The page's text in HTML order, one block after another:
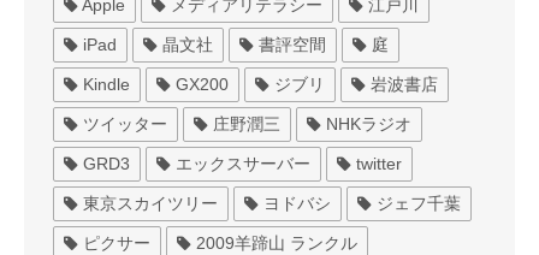
Apple メディアリテラシー 江戸川
iPad 晶文社 書評空間 庭
Kindle GX200 ジブリ 岩波書店
ツイッター 庄野潤三 NHKラジオ
GRD3 エックスサーバー twitter
東京スカイツリー ヨドバシ ジェフ千葉
ピクサー 2009羊蹄山 ランクル